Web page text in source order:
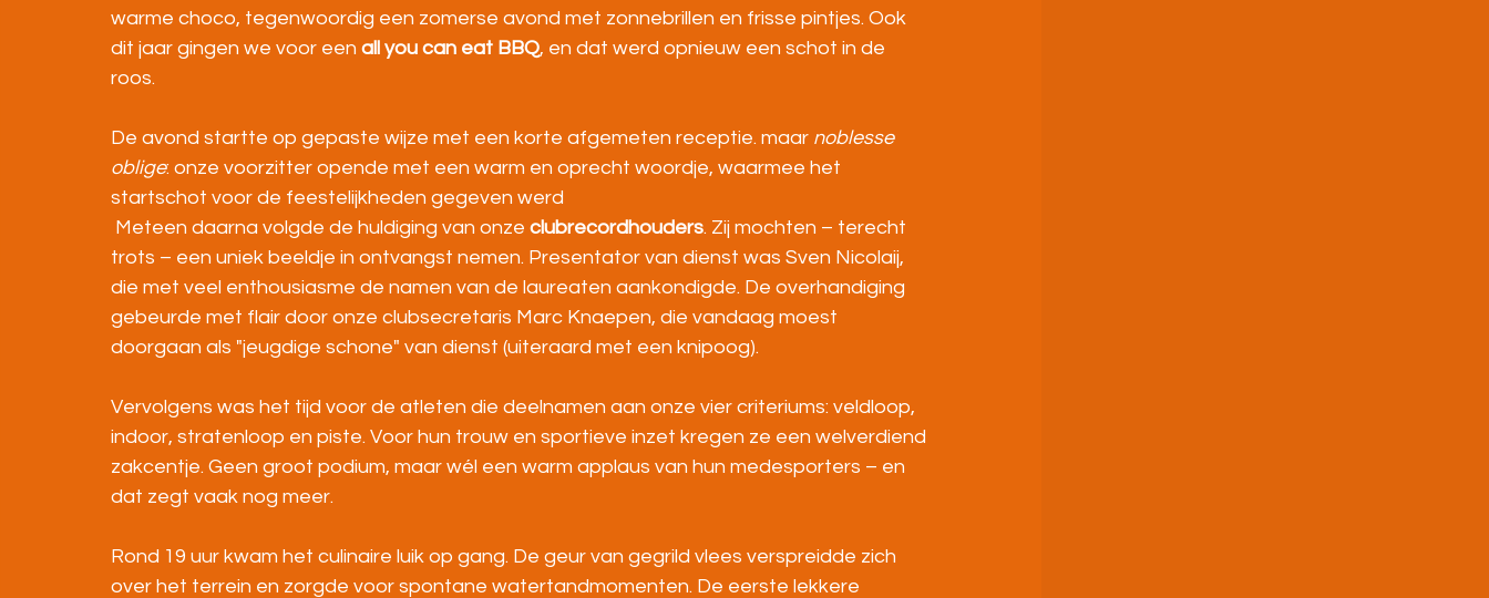
warme choco, tegenwoordig een zomerse avond met zonnebrillen en frisse pintjes. Ook
dit jaar gingen we voor een all you can eat BBQ, en dat werd opnieuw een schot in de
roos.
De avond startte op gepaste wijze met een korte afgemeten receptie. maar noblesse
oblige: onze voorzitter opende met een warm en oprecht woordje, waarmee het
startschot voor de feestelijkheden gegeven werd
Meteen daarna volgde de huldiging van onze clubrecordhouders. Zij mochten – terecht
trots – een uniek beeldje in ontvangst nemen. Presentator van dienst was Sven Nicolaij,
die met veel enthousiasme de namen van de laureaten aankondigde. De overhandiging
gebeurde met flair door onze clubsecretaris Marc Knaepen, die vandaag moest
doorgaan als "jeugdige schone" van dienst (uiteraard met een knipoog).
Vervolgens was het tijd voor de atleten die deelnamen aan onze vier criteriums: veldloop,
indoor, stratenloop en piste. Voor hun trouw en sportieve inzet kregen ze een welverdiend
zakcentje. Geen groot podium, maar wél een warm applaus van hun medesporters – en
dat zegt vaak nog meer.
Rond 19 uur kwam het culinaire luik op gang. De geur van gegrild vlees verspreidde zich
over het terrein en zorgde voor spontane watertandmomenten. De eerste lekkere